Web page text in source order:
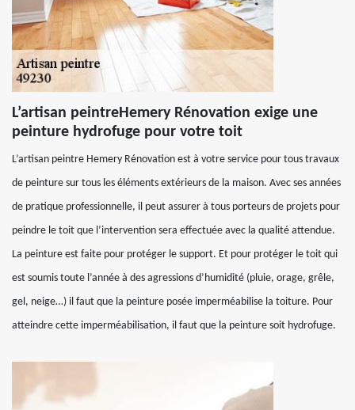
L’artisan peintreHemery Rénovation exige une
peinture hydrofuge pour votre toit
L’artisan peintre Hemery Rénovation est à votre service pour tous travaux
de peinture sur tous les éléments extérieurs de la maison. Avec ses années
de pratique professionnelle, il peut assurer à tous porteurs de projets pour
peindre le toit que l’intervention sera effectuée avec la qualité attendue.
La peinture est faite pour protéger le support. Et pour protéger le toit qui
est soumis toute l’année à des agressions d’humidité (pluie, orage, grêle,
gel, neige…) il faut que la peinture posée imperméabilise la toiture. Pour
atteindre cette imperméabilisation, il faut que la peinture soit hydrofuge.